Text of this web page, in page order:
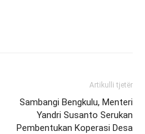
Artikulli tjetër
Sambangi Bengkulu, Menteri
Yandri Susanto Serukan
Pembentukan Koperasi Desa